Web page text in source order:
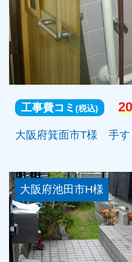
工事費コミ (税込)
大阪府箕面市T様 手す
大阪府池田市H様